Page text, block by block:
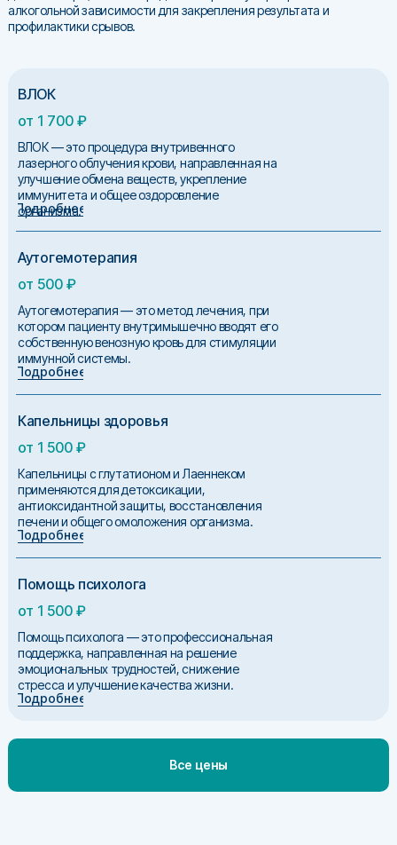
алкогольной зависимости для закрепления результата и
профилактики срывов.
Все цены
ВЛОК
ВЛОК — это процедура внутривенного
лазерного облучения крови, направленная на
улучшение обмена веществ, укрепление
иммунитета и общее оздоровление
организма.
Подробнее
от 1 700 ₽
Аутогемотерапия
Аутогемотерапия — это метод лечения, при
котором пациенту внутримышечно вводят его
собственную венозную кровь для стимуляции
иммунной системы.
Подробнее
от 500 ₽
Капельницы здоровья
Капельницы с глутатионом и Лаеннеком
применяются для детоксикации,
антиоксидантной защиты, восстановления
печени и общего омоложения организма.
Подробнее
от 1 500 ₽
Помощь психолога
Помощь психолога — это профессиональная
поддержка, направленная на решение
эмоциональных трудностей, снижение
стресса и улучшение качества жизни.
Подробнее
от 1 500 ₽